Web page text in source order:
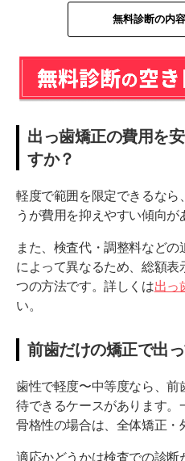
無料診断の内
出っ歯矯正の費用を
すか？
軽度で範囲を限定できるなら
うが費用を抑えやすい傾向が
また、検査代・調整料など
によって異なるため、総額
つの方法です。詳しくは出っ
い。
前歯だけの矯正で出
歯性で軽度〜中等度なら、前
待できるケースがあります
骨格性の場合は、全体矯正・
適応かどうかは検査での診断